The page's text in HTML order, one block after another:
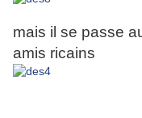
mais il se passe
amis ricains